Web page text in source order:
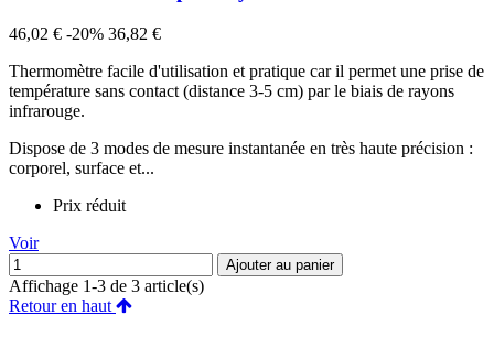
Prix
base
46,02 € -20% 36,82 €Prix
Thermomètre facile d'utilisation et pratique car il permet une prise de
température sans contact (distance 3-5 cm) par le biais de rayons
infrarouge.
Dispose de 3 modes de mesure instantanée en très haute précision :
corporel, surface et...
Prix réduit
Voir
Ajouter au panier
Affichage 1-3 de 3 article(s)
Retour en haut